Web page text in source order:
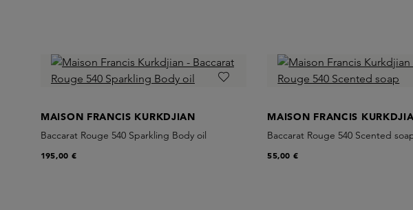
MAISON FRANCIS KURKDJIAN
Baccarat Rouge 540 Sparkling Body oil
195,00 €
MAISON FRANCIS
Baccarat Rouge 540 Scented
55,00 €